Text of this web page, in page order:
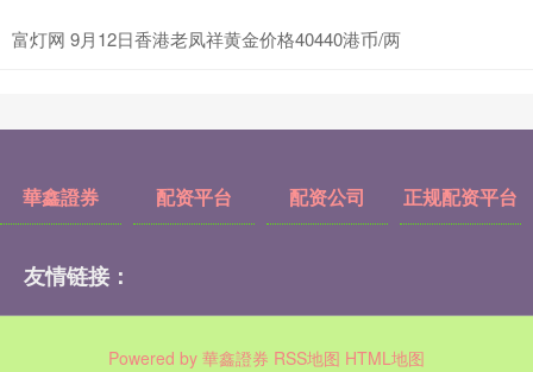
富灯网 9月12日香港老凤祥黄金价格40440港币/两
華鑫證券 配资平台 配资公司 正规配资平台
友情链接：
Powered by 華鑫證券 RSS地图 HTML地图